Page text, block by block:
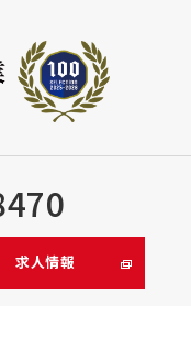
求人情報